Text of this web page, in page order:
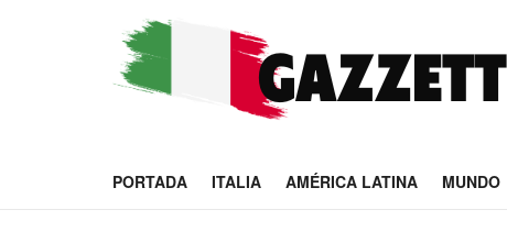
PORTADA ITALIA AMÉRICA LATINA MUNDO